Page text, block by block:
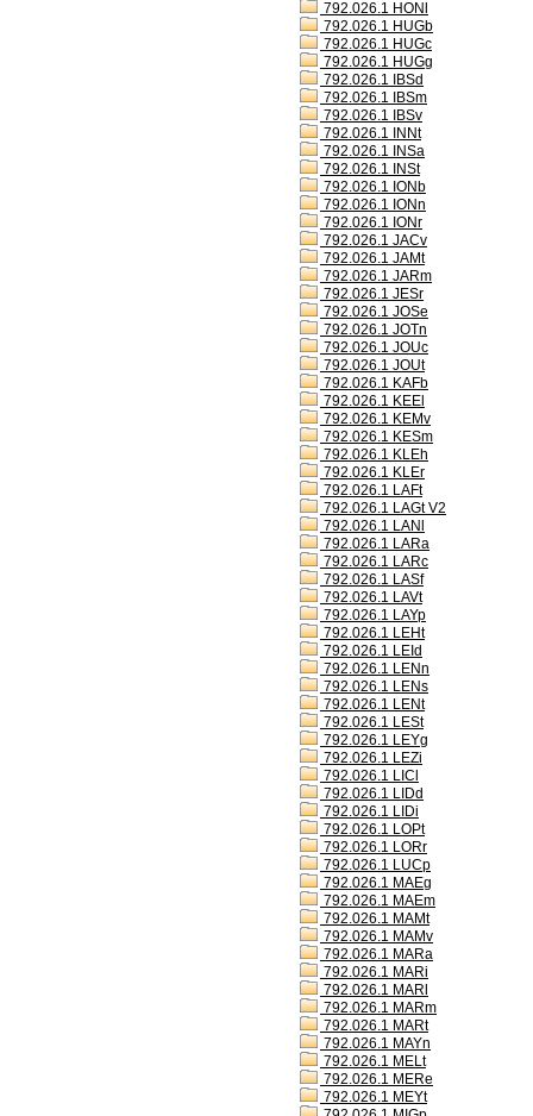
792.026.1 HONl
792.026.1 HUGb
792.026.1 HUGc
792.026.1 HUGg
792.026.1 IBSd
792.026.1 IBSm
792.026.1 IBSv
792.026.1 INNt
792.026.1 INSa
792.026.1 INSt
792.026.1 IONb
792.026.1 IONn
792.026.1 IONr
792.026.1 JACv
792.026.1 JAMt
792.026.1 JARm
792.026.1 JESr
792.026.1 JOSe
792.026.1 JOTn
792.026.1 JOUc
792.026.1 JOUt
792.026.1 KAFb
792.026.1 KEEl
792.026.1 KEMv
792.026.1 KESm
792.026.1 KLEh
792.026.1 KLEr
792.026.1 LAFt
792.026.1 LAGt V2
792.026.1 LANl
792.026.1 LARa
792.026.1 LARc
792.026.1 LASf
792.026.1 LAVt
792.026.1 LAYp
792.026.1 LEHt
792.026.1 LEId
792.026.1 LENn
792.026.1 LENs
792.026.1 LENt
792.026.1 LESt
792.026.1 LEYg
792.026.1 LEZi
792.026.1 LICl
792.026.1 LIDd
792.026.1 LIDi
792.026.1 LOPt
792.026.1 LORr
792.026.1 LUCp
792.026.1 MAEg
792.026.1 MAEm
792.026.1 MAMt
792.026.1 MAMv
792.026.1 MARa
792.026.1 MARi
792.026.1 MARl
792.026.1 MARm
792.026.1 MARt
792.026.1 MAYn
792.026.1 MELt
792.026.1 MERe
792.026.1 MEYt